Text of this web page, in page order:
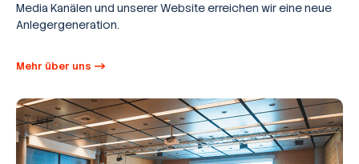
Media Kanälen und unserer Website erreichen wir eine neue
Anlegergeneration.
Mehr über uns